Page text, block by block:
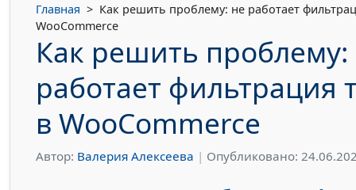
Главная > Как решить проблему: не работает
WooCommerce
Как решить проблему:
работает фильтрация
в WooCommerce
Автор: Валерия Алексеева | Опубликовано: